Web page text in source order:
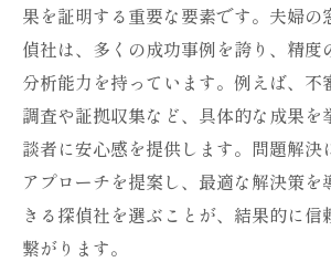
果を証明する重要な要素です。夫婦の
偵社は、多くの成功事例を誇り、精度
分析能力を持っています。例えば、不
調査や証拠収集など、具体的な成果を
談者に安心感を提供します。問題解決
アプローチを提案し、最適な解決策を
きる探偵社を選ぶことが、結果的に信
繋がります。